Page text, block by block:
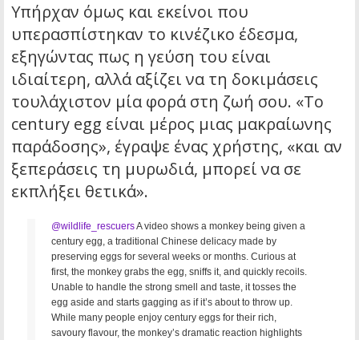
Υπήρχαν όμως και εκείνοι που
υπερασπίστηκαν το κινέζικο έδεσμα,
εξηγώντας πως η γεύση του είναι
ιδιαίτερη, αλλά αξίζει να τη δοκιμάσεις
τουλάχιστον μία φορά στη ζωή σου. «Το
century egg είναι μέρος μιας μακραίωνης
παράδοσης», έγραψε ένας χρήστης, «και αν
ξεπεράσεις τη μυρωδιά, μπορεί να σε
εκπλήξει θετικά».
@wildlife_rescuersA video shows a monkey being given a
century egg, a traditional Chinese delicacy made by
preserving eggs for several weeks or months. Curious at
first, the monkey grabs the egg, sniffs it, and quickly recoils.
Unable to handle the strong smell and taste, it tosses the
egg aside and starts gagging as if it’s about to throw up.
While many people enjoy century eggs for their rich,
savoury flavour, the monkey’s dramatic reaction highlights